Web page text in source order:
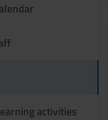
activities